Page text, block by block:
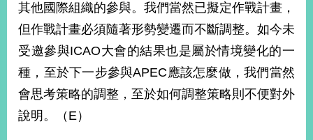
其他國際組織的參與。我們當然已擬定作戰計畫，
但作戰計畫必須隨著形勢變遷而不斷調整。如今未
受邀參與ICAO大會的結果也是屬於情境變化的一
種，至於下一步參與APEC應該怎麼做，我們當然
會思考策略的調整，至於如何調整策略則不便對外
說明。（E）